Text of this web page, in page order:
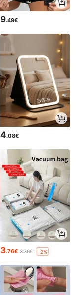
9.49€
4.08€
3.76€ 3.86€ -2%